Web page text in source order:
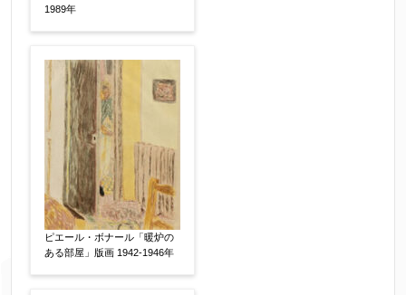
1989年
ピエール・ボナール「暖炉の
ある部屋」版画 1942-1946年